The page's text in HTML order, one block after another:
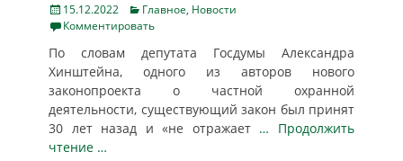
Posted
on
15.12.2022 Categories
Главное, Новости
Комментировать
По словам депутата Госдумы Александра
Хинштейна, одного из авторов нового
законопроекта о частной охранной
деятельности, существующий закон был принят
30 лет назад и «не отражает … Продолжить
чтение …